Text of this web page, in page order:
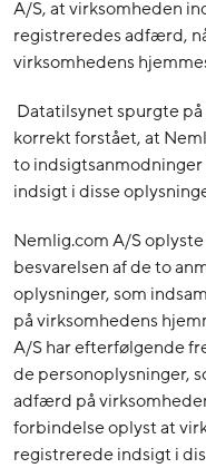
A/S, at virksomheden
registreredes adfærd,
virksomhedens
Datatilsynet spurgte
korrekt forstået, at
to
indsigt i disse
Nemlig.com A/S
besvarelsen af de to
oplysninger, som
på virksomhedens
A/S har efterfølgende
de personoplysninger,
adfærd på
forbindelse oplyst at
registrerede indsigt i